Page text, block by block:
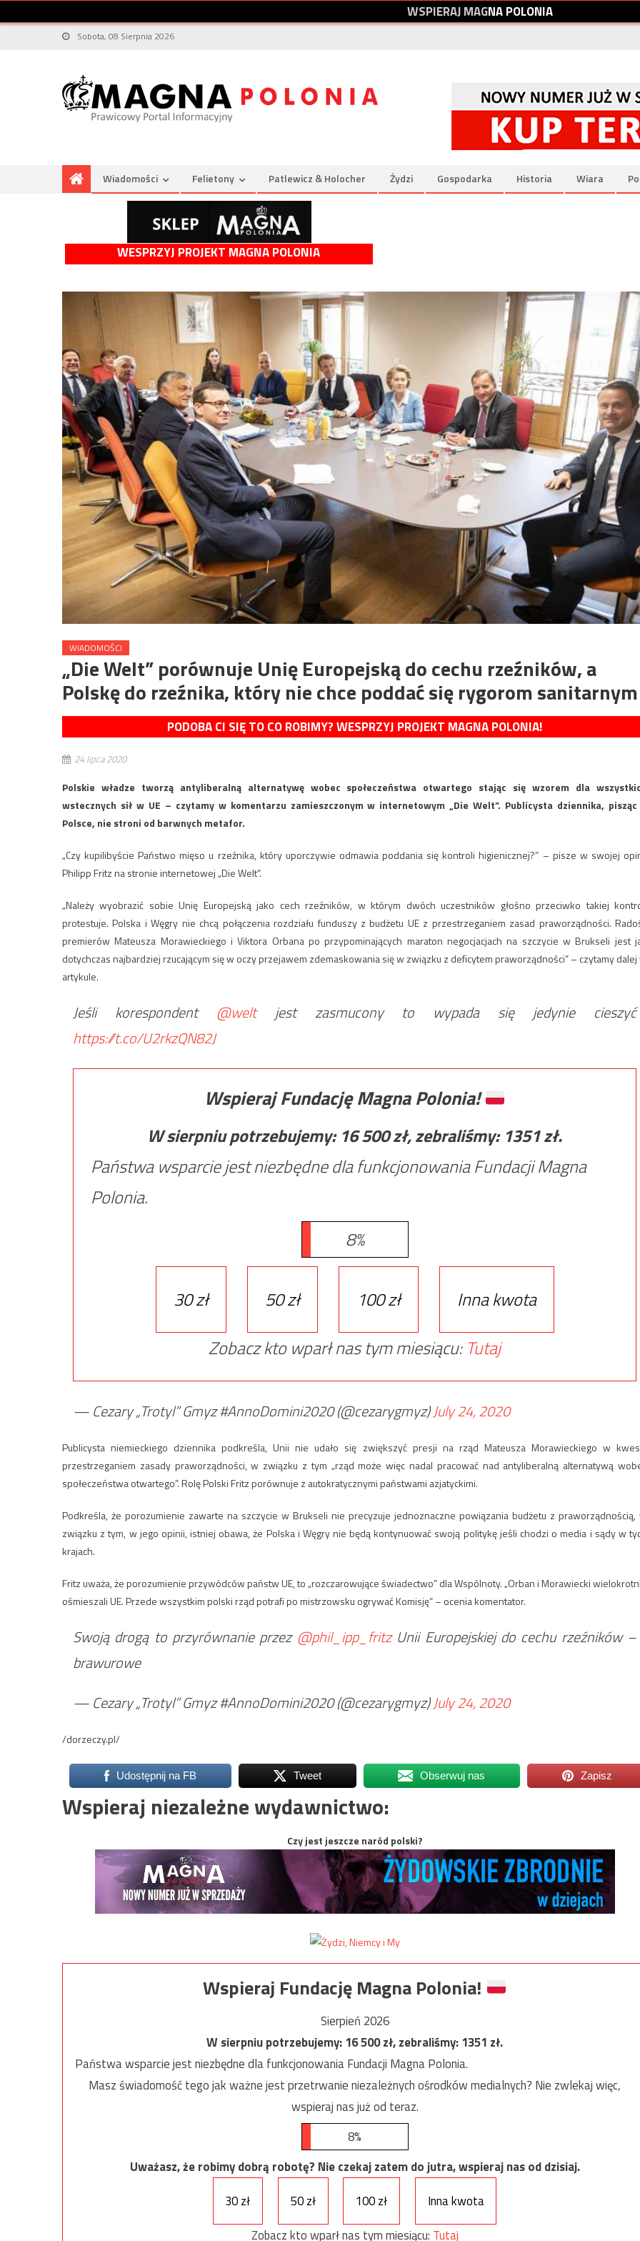
WSPIERAJMAGNAPOLONIA
Sobota, 08 Sierpnia 2026
Wiadomości Felietony Patlewicz & Holocher Żydzi Gospodarka Historia Wiara
WESPRZYJ PROJEKT MAGNA POLONIA
WIADOMOŚCI
„Die Welt” porównuje Unię Europejską do cechu rzeźników, a
Polskę do rzeźnika, który nie chce poddać się rygorom sanitarnym
PODOBA CI SIĘ TO CO ROBIMY? WESPRZYJ PROJEKT MAGNA POLONIA!
24 lipca 2020
Polskie władze tworzą antyliberalną alternatywę wobec społeczeństwa otwartego stając się wzorem dla
wstecznych sił w UE – czytamy w komentarzu zamieszczonym w internetowym „Die Welt”. Publicysta dziennika, pisząc
Polsce, nie stroni od barwnych metafor.
„Czy kupilibyście Państwo mięso u rzeźnika, który uporczywie odmawia poddania się kontroli higienicznej?” – pisze w swojej
Philipp Fritz na stronie internetowej „Die Welt”.
„Należy wyobrazić sobie Unię Europejską jako cech rzeźników, w którym dwóch uczestników głośno przeciwko takiej
protestuje. Polska i Węgry nie chcą połączenia rozdziału funduszy z budżetu UE z przestrzeganiem zasad praworządności.
premierów Mateusza Morawieckiego i Viktora Orbana po przypominających maraton negocjacjach na szczycie w Brukseli jest
dotychczas najbardziej rzucającym się w oczy przejawem zdemaskowania się w związku z deficytem praworządności” – czytamy dalej
artykule.
Jeśli korespondent @weltjest zasmucony to wypada się jedynie cieszyć
https://t.co/U2rkzQN82J
Wspieraj Fundację Magna Polonia!
W sierpniu potrzebujemy: 16 500zł, zebraliśmy: 1351zł.
Państwa wsparcie jest niezbędne dla funkcjonowania Fundacji Magna
Polonia.
8%
30 zł 50 zł 100 zł
Inna kwota
Zobacz kto wparł nas tym miesiącu: Tutaj
— Cezary „Trotyl” Gmyz #AnnoDomini2020 (@cezarygmyz)July 24, 2020
Publicysta niemieckiego dziennika podkreśla, Unii nie udało się zwiększyć presji na rząd Mateusza Morawieckiego w
przestrzeganiem zasady praworządności, w związku z tym „rząd może więc nadal pracować nad antyliberalną alternatywą
społeczeństwa otwartego”. Rolę Polski Fritz porównuje z autokratycznymi państwami azjatyckimi.
Podkreśla, że porozumienie zawarte na szczycie w Brukseli nie precyzuje jednoznaczne powiązania budżetu z praworządnością,
związku z tym, w jego opinii, istniej obawa, że Polska i Węgry nie będą kontynuować swoją politykę jeśli chodzi o media i sądy w
krajach.
Fritz uważa, że porozumienie przywódców państw UE, to „rozczarowujące świadectwo” dla Wspólnoty. „Orban i Morawiecki
ośmieszali UE. Przede wszystkim polski rząd potrafi po mistrzowsku ogrywać Komisję” – ocenia komentator.
Swoją drogą to przyrównanie przez @phil_ipp_fritzUnii Europejskiej do cechu rzeźników –
brawurowe
— Cezary „Trotyl” Gmyz #AnnoDomini2020 (@cezarygmyz)July 24, 2020
/dorzeczy.pl/
Udostępnij na FB Tweet Obserwuj nas Zapisz
Wspieraj niezależne wydawnictwo:
Czy jest jeszcze naród polski?
Wspieraj Fundację Magna Polonia!
Sierpień 2026
W sierpniu potrzebujemy:16 500zł, zebraliśmy:1351 zł.
Państwa wsparcie jest niezbędne dla funkcjonowania Fundacji Magna Polonia.
Masz świadomość tego jak ważne jest przetrwanie niezależnych ośrodków medialnych? Nie zwlekaj więc,
wspieraj nas już od teraz.
8%
Uważasz, że robimy dobrą robotę? Nie czekaj zatem do jutra, wspieraj nas od dzisiaj.
30 zł
50 zł 100 zł
Inna kwota
Zobacz kto wparł nas tym miesiącu: Tutaj